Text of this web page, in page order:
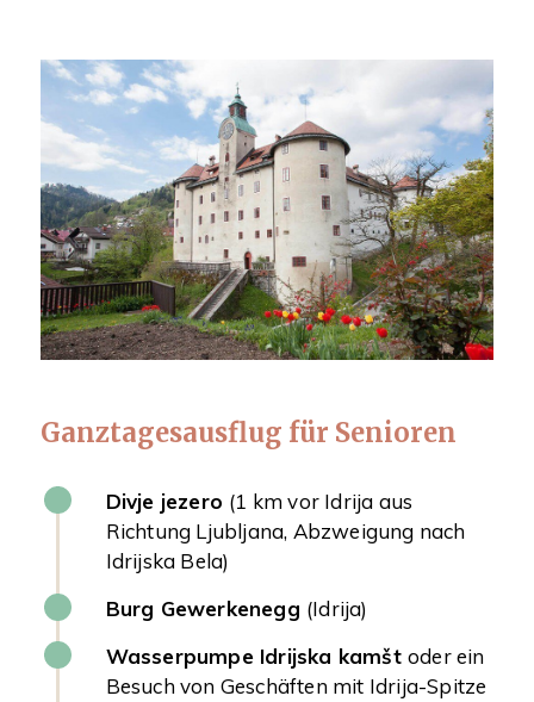
Ganztagesausflug für Senioren
Divje jezero (1 km vor Idrija aus
Richtung Ljubljana, Abzweigung nach
Idrijska Bela)
Burg Gewerkenegg (Idrija)
Wasserpumpe Idrijska kamšt oder ein
Besuch von Geschäften mit Idrija-Spitze